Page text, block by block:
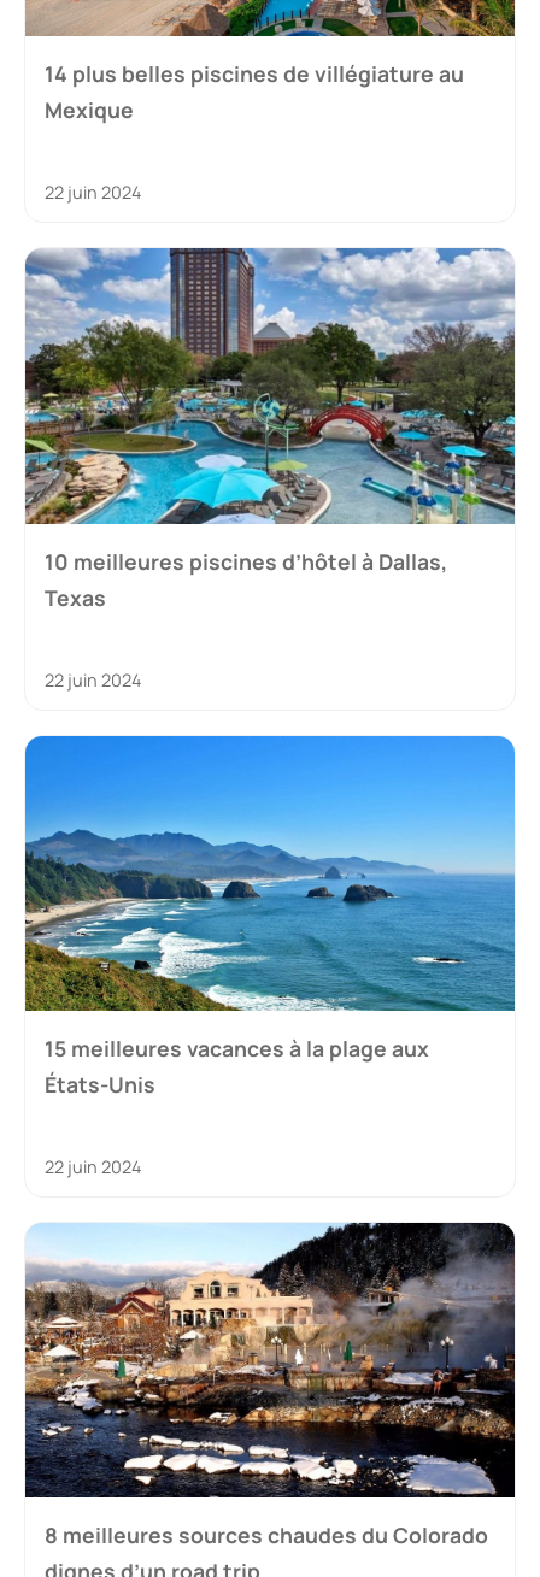
14 plus belles piscines de villégiature au
Mexique
22 juin 2024
10 meilleures piscines d’hôtel à Dallas,
Texas
22 juin 2024
15 meilleures vacances à la plage aux
États-Unis
22 juin 2024
8 meilleures sources chaudes du Colorado